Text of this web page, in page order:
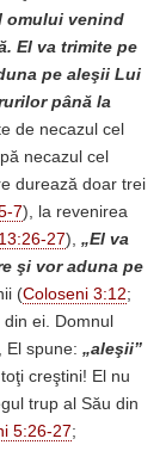
omului venind
El va trimite pe
pe aleşii Lui
până la
de necazul cel
necazul cel
durează doar trei
7), la revenirea
27), „El va
şi vor aduna pe
(Coloseni 3:12;
ei. Domnul
El spune: „aleşii”
creştini! El nu
trup al Său din
5:26-27;